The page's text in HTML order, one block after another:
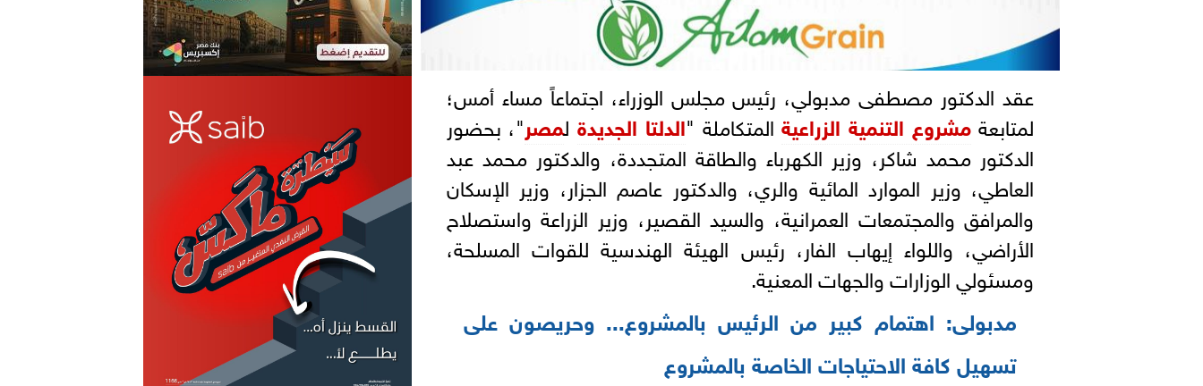
عقد الدكتور مصطفى مدبولي، رئيس مجلس الوزراء، اجتماعاً مساء أمس؛
لمتابعةمشروع التنمية الزراعيةالمتكاملة "الدلتا الجديدةلمصر"، بحضور
الدكتور محمد شاكر، وزير الكهرباء والطاقة المتجددة، والدكتور محمد عبد
العاطي، وزير الموارد المائية والري، والدكتور عاصم الجزار، وزير الإسكان
والمرافق والمجتمعات العمرانية، والسيد القصير، وزير الزراعة واستصلاح
الأراضي، واللواء إيهاب الفار، رئيس الهيئة الهندسية للقوات المسلحة،
ومسئولي الوزارات والجهات المعنية.
مدبولى: اهتمام كبير من الرئيس بالمشروع... وحريصون على
تسهيل كافة الاحتياجات الخاصة بالمشروع